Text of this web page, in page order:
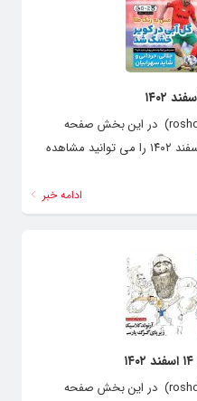
پایگاه خبری و تحلیلی رشد ( roshdnews.ir) در این بخش صفحه
اول روزنامه های ورزشی سه شنبه ۱۵ اسفند ۱۴۰۲ را می توانید مشاهده
ادامه خبر
پایگاه خبری و تحلیلی رشد ( roshdnews.ir) در این بخش صفحه